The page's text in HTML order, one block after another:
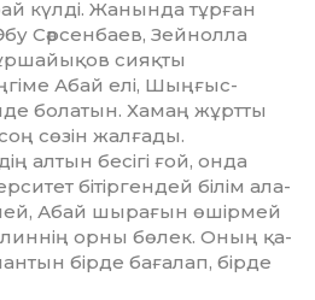
күлді. Жанында тұрған
Сәрсен­баев, Зейнолла
сияқты
Абай елі, Шыңғыс­
болатын. Хамаң жұртты
сөзін жалғады.
ал­тын бесігі ғой, онда
бітіргендей білім ала­
Абай шы­р­ағын өшірмей
орны бөлек. Оның қа­
бір­де бағалап, бірде